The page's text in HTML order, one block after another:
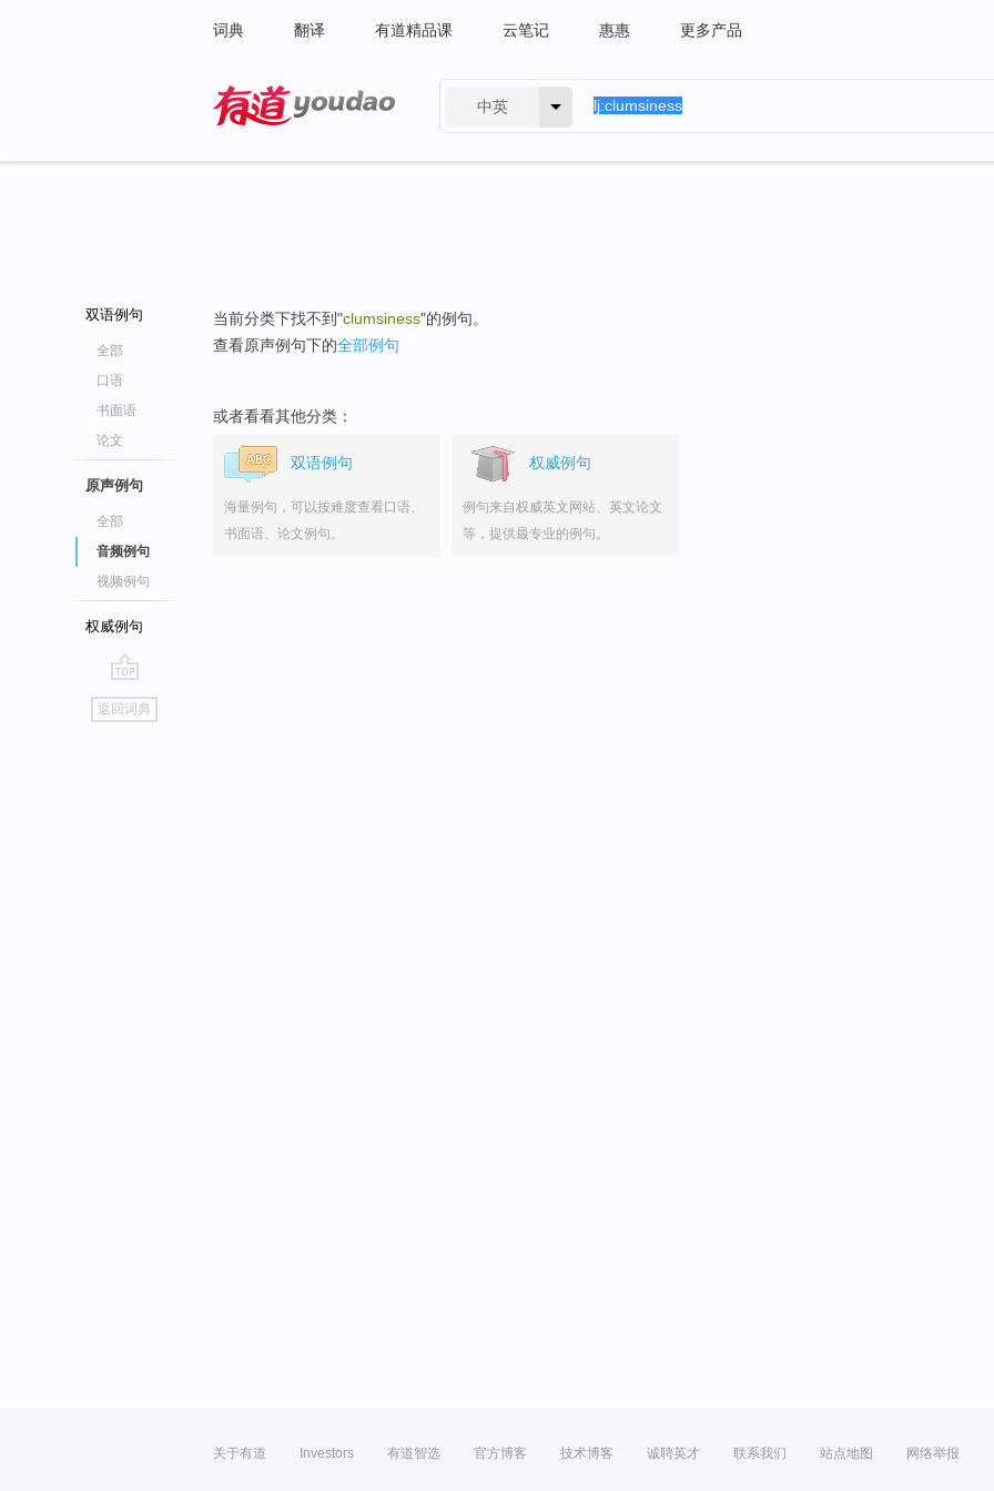
词典 翻译 有道精品课 云笔记 惠惠 更多产品
中英
双语例句
全部
口语
书面语
论文
原声例句
全部
音频例句
视频例句
权威例句
go
top
返回词典
当前分类下找不到"clumsiness"的例句。
查看原声例句下的全部例句
或者看看其他分类：
双语例句
海量例句，可以按难度查看口语、
书面语、论文例句。
权威例句
例句来自权威英文网站、英文论文
等，提供最专业的例句。
关于有道 Investors 有道智选 官方博客 技术博客 诚聘英才 联系我们 站点地图 网络举报